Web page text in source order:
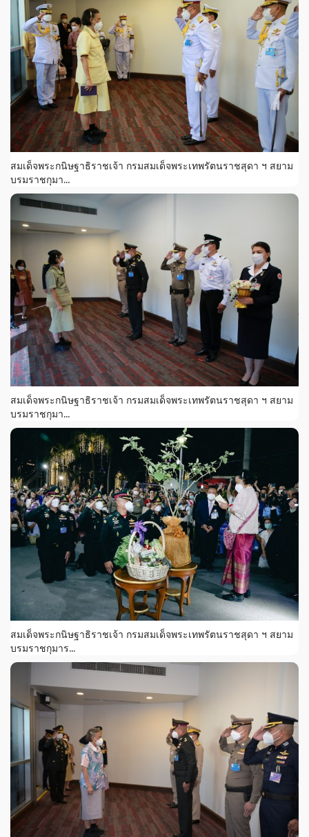
สมเด็จพระกนิษฐาธิราชเจ้า กรมสมเด็จพระเทพรัตนราชสุดา ฯ สยาม
บรมราชกุมา...
สมเด็จพระกนิษฐาธิราชเจ้า กรมสมเด็จพระเทพรัตนราชสุดา ฯ สยาม
บรมราชกุมา...
สมเด็จพระกนิษฐาธิราชเจ้า กรมสมเด็จพระเทพรัตนราชสุดา ฯ สยาม
บรมราชกุมาร...